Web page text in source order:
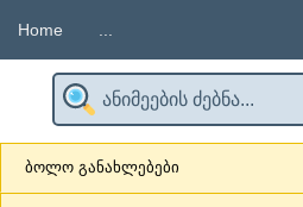
Home
ბოლო განახლებები